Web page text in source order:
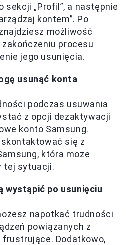
sekcji „Profil”, a następnie
kontem”. Po
możliwość
procesu
jego usunięcia.
usunąć konta
podczas usuwania
z opcji dezaktywacji
konto Samsung.
się z
która może
tej sytuacji.
wystąpić po usunięciu
napotkać trudności
powiązanych z
frustrujące. Dodatkowo,